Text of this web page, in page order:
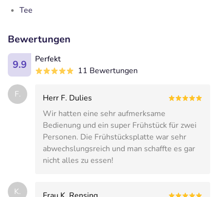
Tee
Bewertungen
9.9
Perfekt
11 Bewertungen
F.
Herr F. Dulies
Wir hatten eine sehr aufmerksame
Bedienung und ein super Frühstück für zwei
Personen. Die Frühstücksplatte war sehr
abwechslungsreich und man schaffte es gar
nicht alles zu essen!
K.